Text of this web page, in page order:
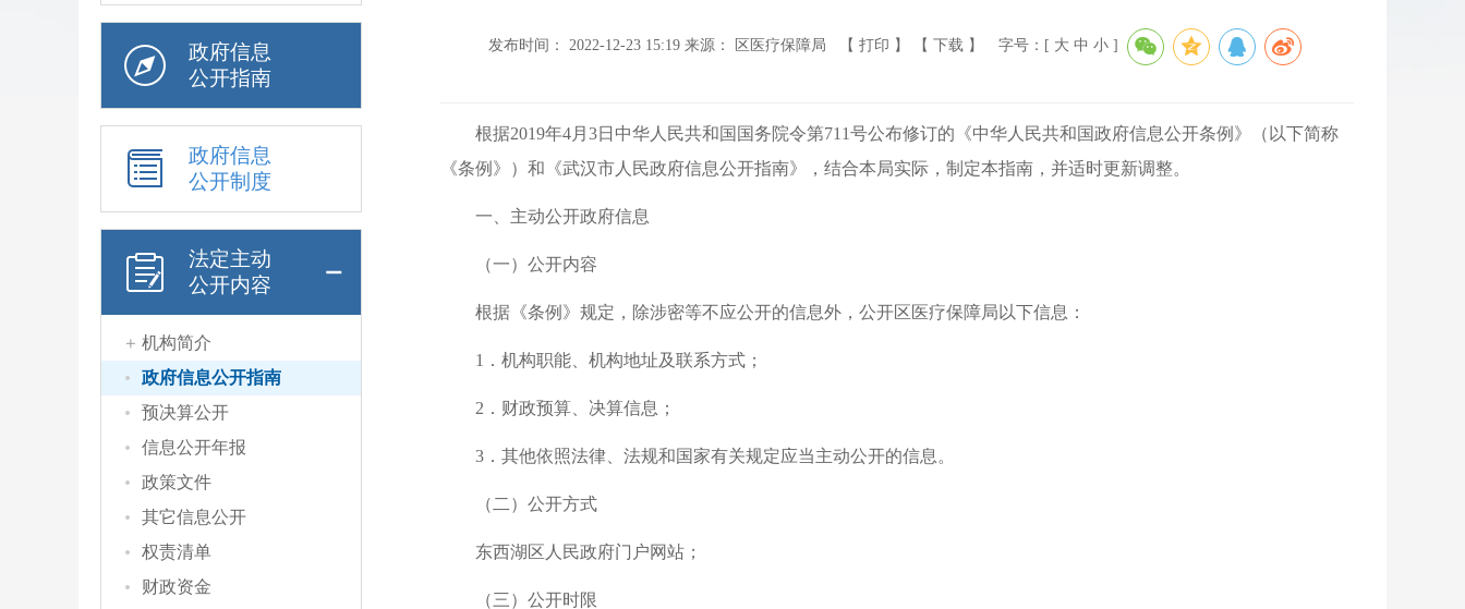
政府信息
公开指南
政府信息
公开制度
法定主动
公开内容
机构简介
政府信息公开指南
预决算公开
信息公开年报
政策文件
其它信息公开
权责清单
财政资金
发布时间： 2022-12-23 15:19 来源： 区医疗保障局 【 打印 】 【 下载 】 字号：[ 大 中 小 ]
根据2019年4月3日中华人民共和国国务院令第711号公布修订的《中华人民共和国政府信息公开条例》（以下简称
《条例》）和《武汉市人民政府信息公开指南》，结合本局实际，制定本指南，并适时更新调整。
一、主动公开政府信息
（一）公开内容
根据《条例》规定，除涉密等不应公开的信息外，公开区医疗保障局以下信息：
1．机构职能、机构地址及联系方式；
2．财政预算、决算信息；
3．其他依照法律、法规和国家有关规定应当主动公开的信息。
（二）公开方式
东西湖区人民政府门户网站；
（三）公开时限